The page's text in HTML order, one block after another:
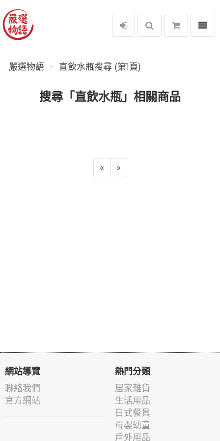
嚴選物語
選單
嚴選物語 直飲水瓶搜尋 (第1頁)
搜尋「直飲水瓶」相關商品
« »
網站導覽
聯絡我們
官方網站
熱門分類
居家雜貨
生活用品
日式餐具
母嬰幼童
戶外用品